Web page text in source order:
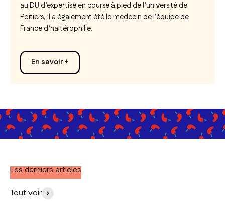
au DU d’expertise en course à pied de l’université de
Poitiers, il a également été le médecin de l’équipe de
France d’haltérophilie.
En savoir +
Les derniers articles
Tout voir